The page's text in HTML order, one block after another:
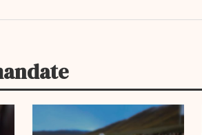
EXCLUSIV